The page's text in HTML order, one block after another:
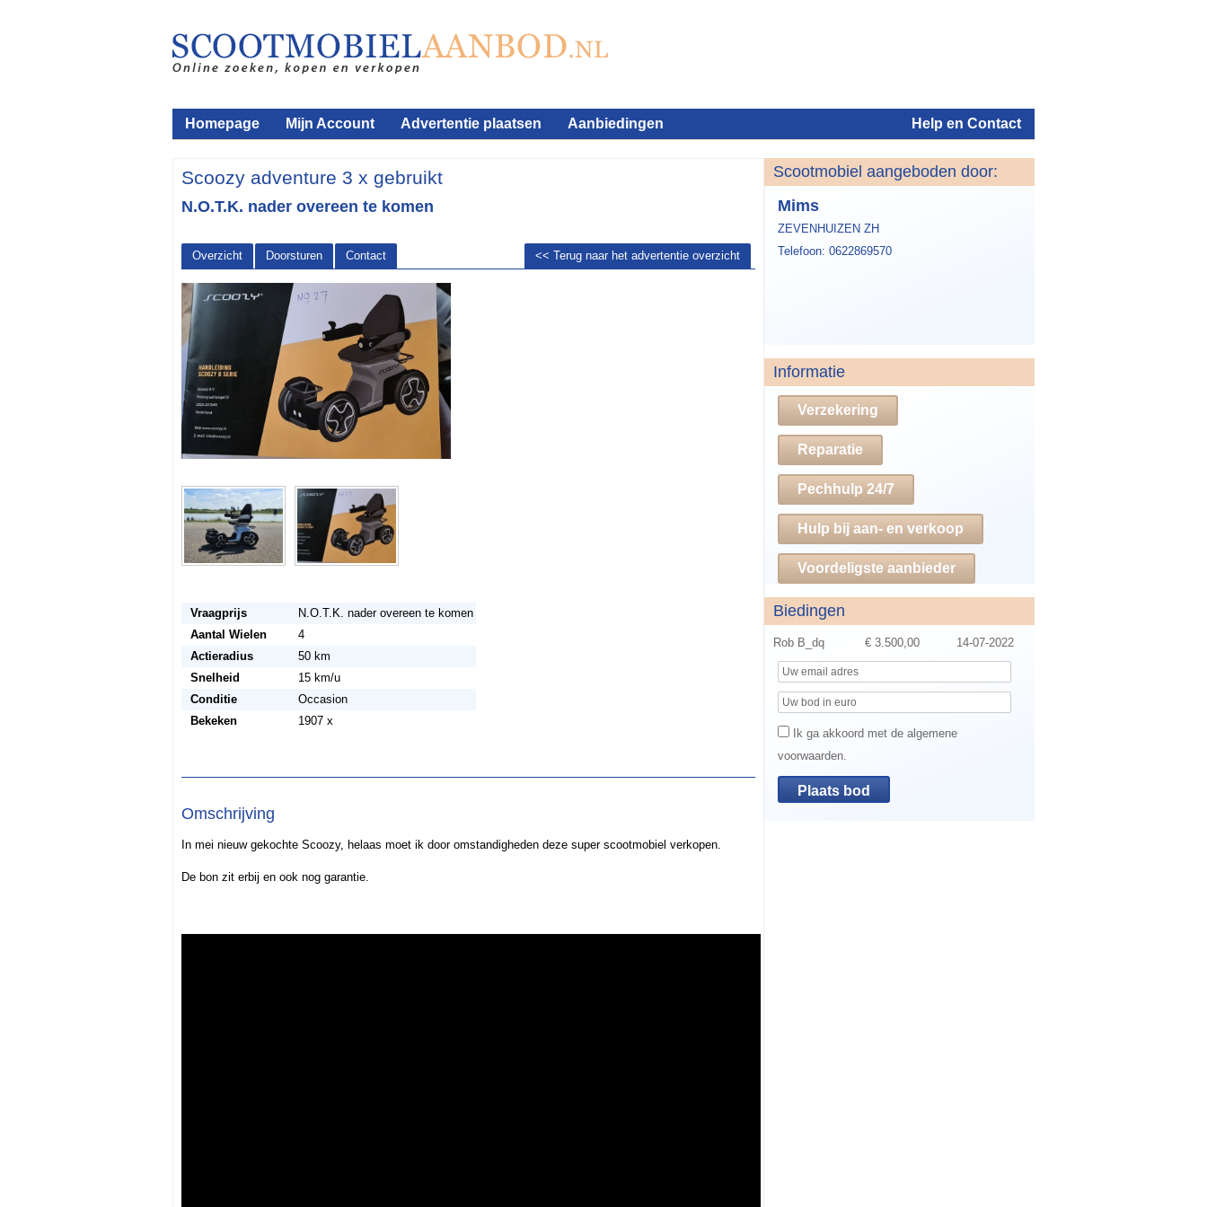
Homepage Mijn Account Advertentie plaatsen Aanbiedingen Help en Contact
Scoozy adventure 3 x gebruikt
N.O.T.K. nader overeen te komen
Overzicht Doorsturen Contact << Terug naar het advertentie overzicht
Vraagprijs
N.O.T.K. nader overeen te komen
Aantal Wielen
4
Actieradius
50 km
Snelheid
15 km/u
Conditie
Occasion
Bekeken
1907 x
Omschrijving
In mei nieuw gekochte Scoozy, helaas moet ik door omstandigheden deze super scootmobiel verkopen.
De bon zit erbij en ook nog garantie.
Scootmobiel aangeboden door:
Mims
ZEVENHUIZEN ZH
Telefoon: 0622869570
Informatie
Verzekering
Reparatie
Pechhulp 24/7
Hulp bij aan- en verkoop
Voordeligste aanbieder
Biedingen
Rob B_dq € 3.500,00 14-07-2022
Ik ga akkoord met de algemene
voorwaarden.